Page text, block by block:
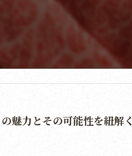
魅力とその可能性を紐解く